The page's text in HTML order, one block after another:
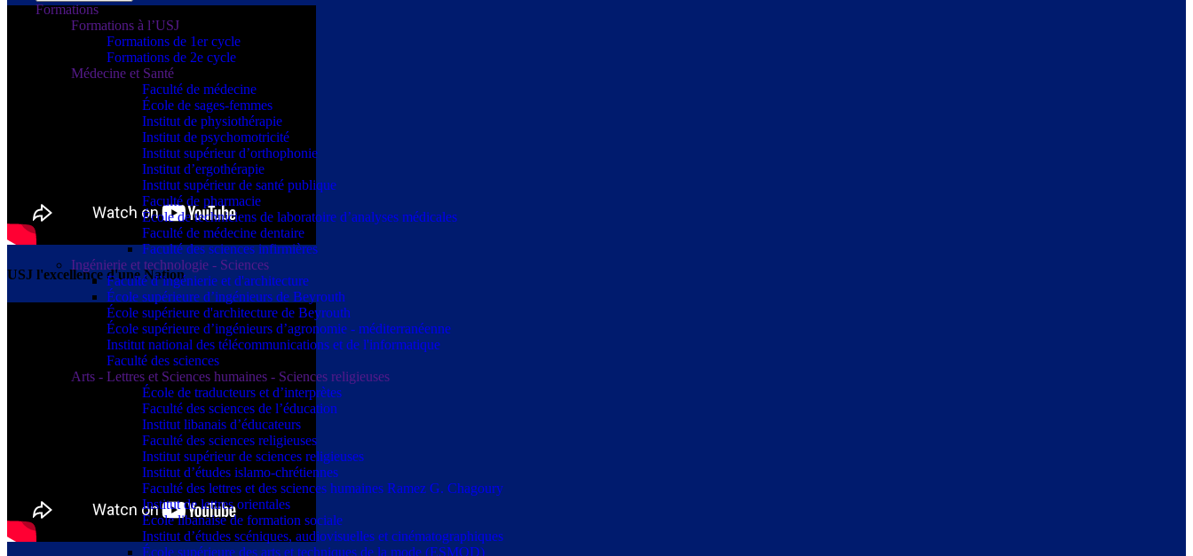
Formations
Formations à l’USJ
Formations de 1er cycle
Formations de 2e cycle
Médecine et Santé
Faculté de médecine
École de sages-femmes
Institut de physiothérapie
Institut de psychomotricité
Institut supérieur d’orthophonie
Institut d’ergothérapie
Institut supérieur de santé publique
Faculté de pharmacie
École de techniciens de laboratoire d’analyses médicales
Faculté de médecine dentaire
Faculté des sciences infirmières
Ingénierie et technologie - Sciences
Faculté d’ingénierie et d'architecture
École supérieure d’ingénieurs de Beyrouth
École supérieure d'architecture de Beyrouth
École supérieure d’ingénieurs d’agronomie - méditerranéenne
Institut national des télécommunications et de l'informatique
Faculté des sciences
Arts - Lettres et Sciences humaines - Sciences religieuses
École de traducteurs et d’interprètes
Faculté des sciences de l’éducation
Institut libanais d’éducateurs
Faculté des sciences religieuses
Institut supérieur de sciences religieuses
Institut d’études islamo-chrétiennes
Faculté des lettres et des sciences humaines Ramez G. Chagoury
Institut de lettres orientales
École libanaise de formation sociale
Institut d’études scéniques, audiovisuelles et cinématographiques
École supérieure des arts et techniques de la mode (ESMOD)
USJ l'excellence d'une Nation